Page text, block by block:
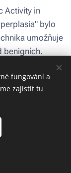
Activity in
bylo
umožňuje
benigních.
až 300 MHz
málo údajů o
u
málo
měřitelné
fungování a
zajistit tu